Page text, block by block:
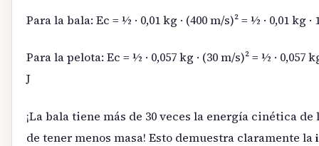
Para la bala: Ec = ½ · 0,01 kg · (400 m/s)² = ½ · 0,01 kg ·
Para la pelota: Ec = ½ · 0,057 kg · (30 m/s)² = ½ · 0,057
J
¡La bala tiene más de 30 veces la energía cinética de
de tener menos masa! Esto demuestra claramente la